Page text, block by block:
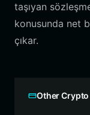
taşıyan
konusunda net
çıkar.
Other Crypto